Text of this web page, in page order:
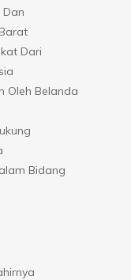
Dan
Dari
Oleh Belanda
Bidang